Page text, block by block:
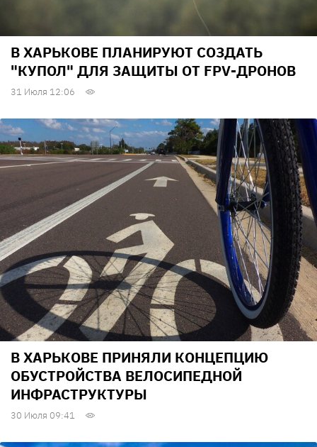
В ХАРЬКОВЕ ПЛАНИРУЮТ СОЗДАТЬ
"КУПОЛ" ДЛЯ ЗАЩИТЫ ОТ FPV-ДРОНОВ
31 Июля 12:06
В ХАРЬКОВЕ ПРИНЯЛИ КОНЦЕПЦИЮ
ОБУСТРОЙСТВА ВЕЛОСИПЕДНОЙ
ИНФРАСТРУКТУРЫ
30 Июля 09:41